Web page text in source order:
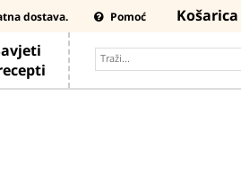
dostava. Pomoć
Košarica